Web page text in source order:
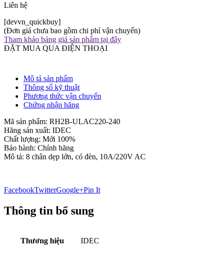
Liên hệ
[devvn_quickbuy]
(Đơn giá chưa bao gồm chi phí vận chuyển)
Tham khảo bảng giá sản phẩm tại đây
ĐẶT MUA QUA ĐIỆN THOẠI
Mô tả sản phẩm
Thông số kỹ thuật
Phương thức vận chuyển
Chứng nhận hãng
Mã sản phẩm: RH2B-ULAC220-240
Hãng sản xuất: IDEC
Chất lượng: Mới 100%
Bảo hành: Chính hãng
Mô tả: 8 chân dẹp lớn, có đèn, 10A/220V AC
FacebookTwitterGoogle+Pin It
Thông tin bổ sung
Thương hiệu IDEC